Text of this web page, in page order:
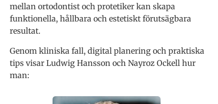
mellan ortodontist och protetiker kan skapa
funktionella, hållbara och estetiskt förutsägbara
resultat.
Genom kliniska fall, digital planering och praktiska
tips visar Ludwig Hansson och Nayroz Ockell hur
man: